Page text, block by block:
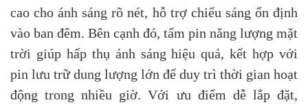
cao cho ánh sáng rõ nét, hỗ trợ chiếu sáng ổn định
vào ban đêm. Bên cạnh đó, tấm pin năng lượng mặt
trời giúp hấp thụ ánh sáng hiệu quả, kết hợp với
pin lưu trữ dung lượng lớn để duy trì thời gian hoạt
động trong nhiều giờ. Với ưu điểm dễ lắp đặt,